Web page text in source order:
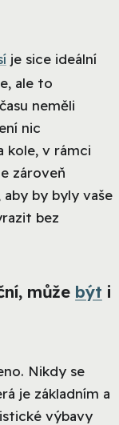
je sice ideální
ale to
neměli
nic
kole, v rámci
zároveň
by byly vaše
bez
může být i
Nikdy se
je základním a
výbavy